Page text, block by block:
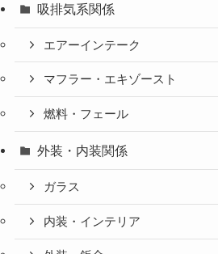
吸排気系関係
エアーインテーク
マフラー・エキゾースト
燃料・フェール
外装・内装関係
ガラス
内装・インテリア